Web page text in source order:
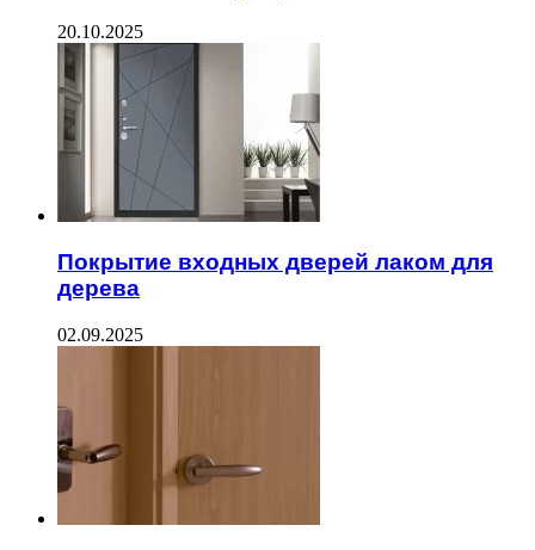
20.10.2025
Покрытие входных дверей лаком для
дерева
02.09.2025